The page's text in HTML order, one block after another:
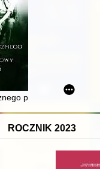
podziemia portret
ROCZNIK 2023